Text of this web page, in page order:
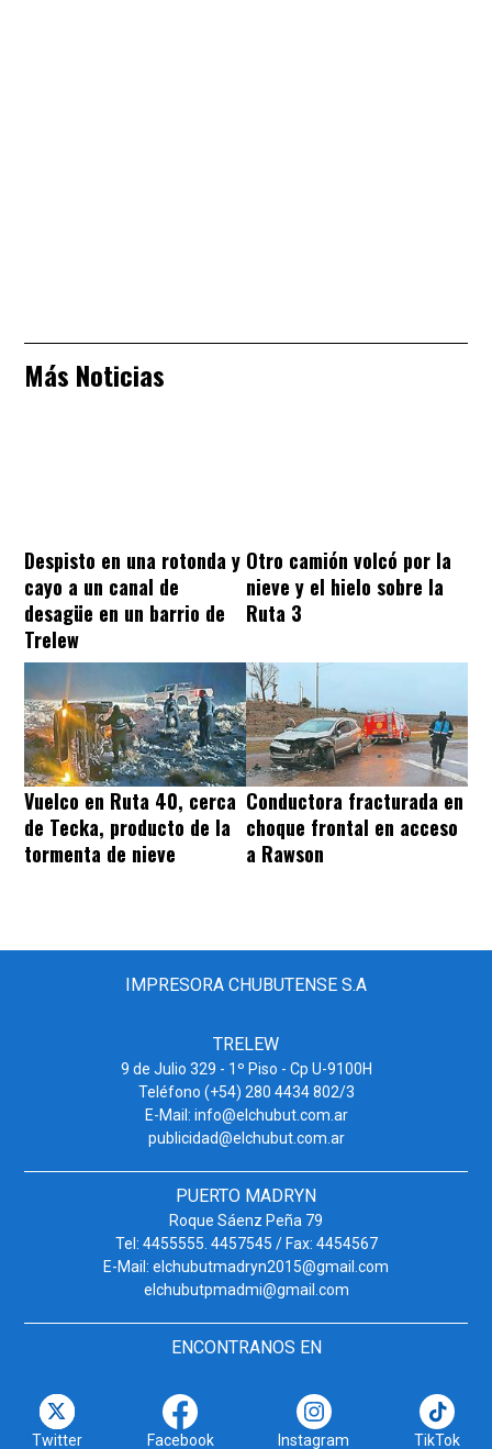
Más Noticias
Despisto en una rotonda y
cayo a un canal de
desagüe en un barrio de
Trelew
Otro camión volcó por la
nieve y el hielo sobre la
Ruta 3
Vuelco en Ruta 40, cerca
de Tecka, producto de la
tormenta de nieve
Conductora fracturada en
choque frontal en acceso
a Rawson
IMPRESORA CHUBUTENSE S.A
TRELEW
9 de Julio 329 - 1º Piso - Cp U-9100H
Teléfono (+54) 280 4434 802/3
E-Mail: info@elchubut.com.ar
publicidad@elchubut.com.ar
PUERTO MADRYN
Roque Sáenz Peña 79
Tel: 4455555. 4457545 / Fax: 4454567
E-Mail: elchubutmadryn2015@gmail.com
elchubutpmadmi@gmail.com
ENCONTRANOS EN
Twitter Facebook Instagram TikTok